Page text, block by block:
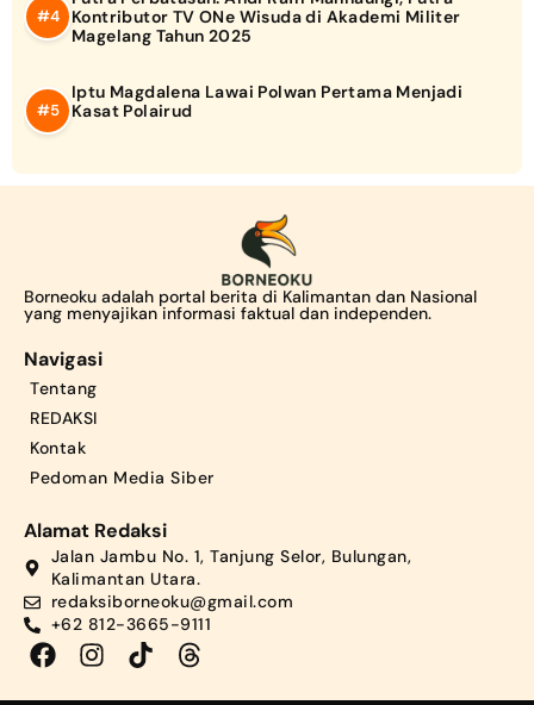
Kontributor TV ONe Wisuda di Akademi Militer
Magelang Tahun 2025
Iptu Magdalena Lawai Polwan Pertama Menjadi
Kasat Polairud
Borneoku adalah portal berita di Kalimantan dan Nasional
yang menyajikan informasi faktual dan independen.
Navigasi
Tentang
REDAKSI
Kontak
Pedoman Media Siber
Alamat Redaksi
Jalan Jambu No. 1, Tanjung Selor, Bulungan,
Kalimantan Utara.
redaksiborneoku@gmail.com
+62 812-3665-9111